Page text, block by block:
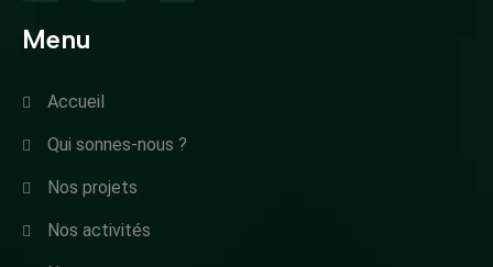
Menu
Accueil
Qui sonnes-nous ?
Nos projets
Nos activités